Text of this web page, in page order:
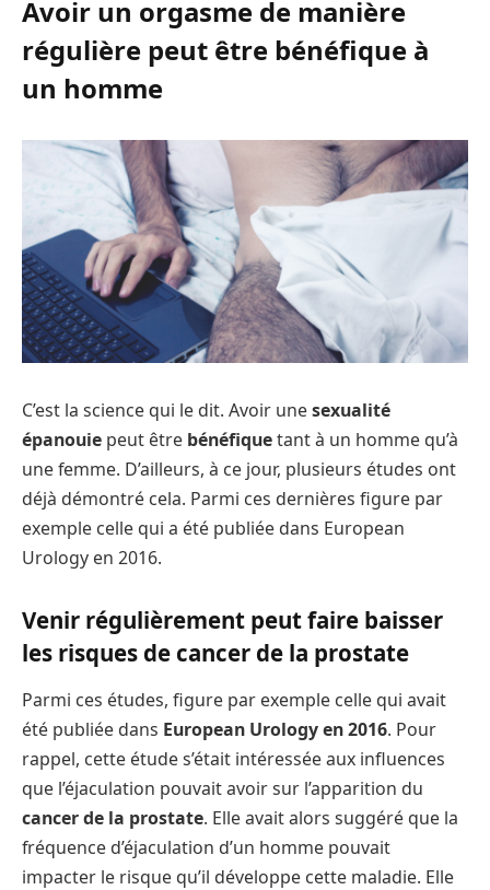
Avoir un orgasme de manière
régulière peut être bénéfique à
un homme
C’est la science qui le dit. Avoir unesexualité
épanouie peut être bénéfiquetant à un homme qu’à
une femme. D’ailleurs, à ce jour, plusieurs études ont
déjà démontré cela. Parmi ces dernières figure par
exemple celle qui a été publiée dans European
Urology en 2016.
Venir régulièrement peut faire baisser
les risques de cancer de la prostate
Parmi ces études, figure par exemple celle qui avait
été publiée dans European Urology en 2016. Pour
rappel, cette étude s’était intéressée aux influences
que l’éjaculation pouvait avoir sur l’apparition du
cancer de la prostate. Elle avait alors suggéré que la
fréquence d’éjaculation d’un homme pouvait
impacter le risque qu’il développe cette maladie. Elle